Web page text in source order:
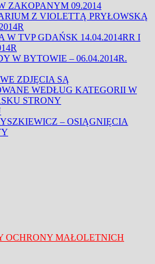
ZAKOPANYM 09.2014
Z VIOLETTĄ PRYŁOWSKĄ
W TVP GDAŃSK 14.04.2014RR I
W BYTOWIE – 06.04.2014R.
ZDJĘCIA SĄ
WEDŁUG KATEGORII W
STRONY
– OSIĄGNIĘCIA
OCHRONY MAŁOLETNICH